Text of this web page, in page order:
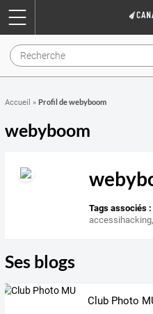
Accueil » Profil de webyboom
webyboom
Tags associés :
accessihacking
Ses blogs
Club Photo